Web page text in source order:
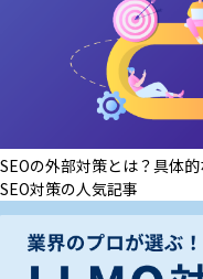
SEOの外部対策とは？具体
SEO対策の人気記事